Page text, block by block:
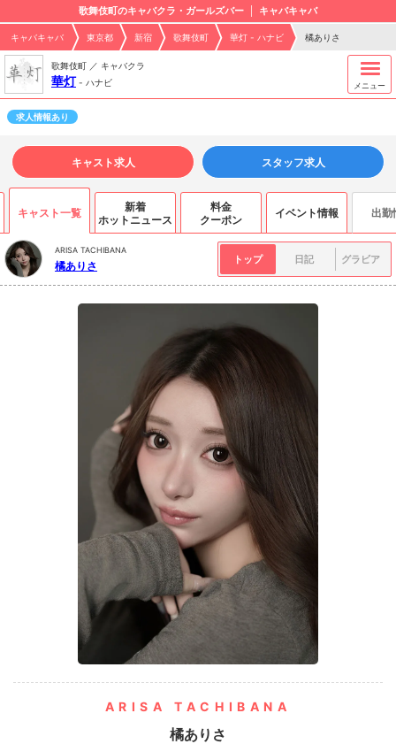
歌舞伎町のキャバクラ・ガールズバー キャバキャバ
キャバキャバ 東京都 新宿 歌舞伎町 華灯 - ハナビ 橘ありさ
歌舞伎町 ／ キャバクラ
華灯 - ハナビ メニュー
求人情報あり
キャスト求人 スタッフ求人
キャスト一覧
新着
ホットニュース
料金
クーポン
イベント情報 出勤
ARISA TACHIBANA
橘ありさ トップ 日記 グラビア
ARISA TACHIBANA
橘ありさ